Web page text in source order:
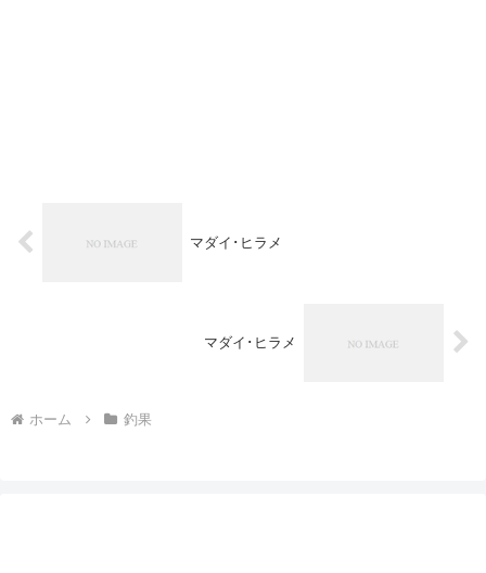
マダイ･ヒラメ
マダイ･ヒラメ
ホーム 釣果